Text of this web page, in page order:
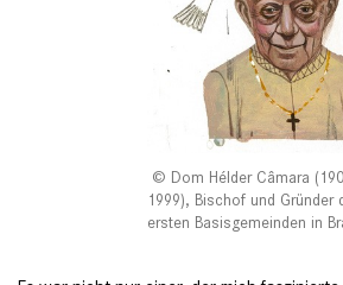
Dom Hélder Câmara
1999), Bischof und Gründer
ersten Basisgemeinden in